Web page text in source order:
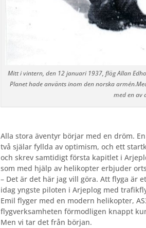
Mitt i vintern, den 12 januari 1937, flög Allan
Planet hade använts inom den norska
med en av
Alla stora äventyr börjar med en dröm.
två själar fyllda av optimism, och ett
och skrev samtidigt första kapitlet i
som med hjälp av helikopter erbjuder
– Det är det här jag vill göra. Att flyga är
idag yngste piloten i Arjeplog med
Emil flyger med en modern helikopter,
flygverksamheten förmodligen knappt
Men vi tar det från början.